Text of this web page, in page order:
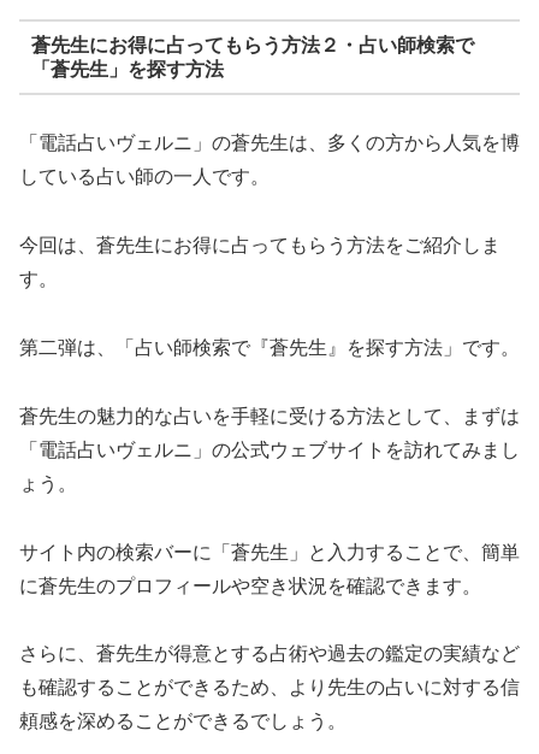
蒼先生にお得に占ってもらう方法２・占い師検索で
「蒼先生」を探す方法
「電話占いヴェルニ」の蒼先生は、多くの方から人気を博
している占い師の一人です。
今回は、蒼先生にお得に占ってもらう方法をご紹介しま
す。
第二弾は、「占い師検索で『蒼先生』を探す方法」です。
蒼先生の魅力的な占いを手軽に受ける方法として、まずは
「電話占いヴェルニ」の公式ウェブサイトを訪れてみまし
ょう。
サイト内の検索バーに「蒼先生」と入力することで、簡単
に蒼先生のプロフィールや空き状況を確認できます。
さらに、蒼先生が得意とする占術や過去の鑑定の実績など
も確認することができるため、より先生の占いに対する信
頼感を深めることができるでしょう。